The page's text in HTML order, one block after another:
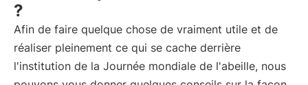
?
Afin de faire quelque chose de vraiment utile et de
réaliser pleinement ce qui se cache derrière
l'institution de la Journée mondiale de l'abeille, nous